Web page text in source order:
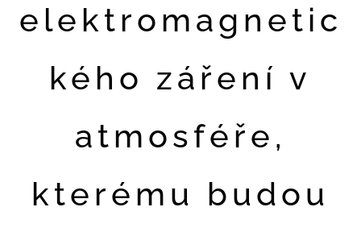
elektromagnetic
kého záření v
atmosféře,
kterému budou